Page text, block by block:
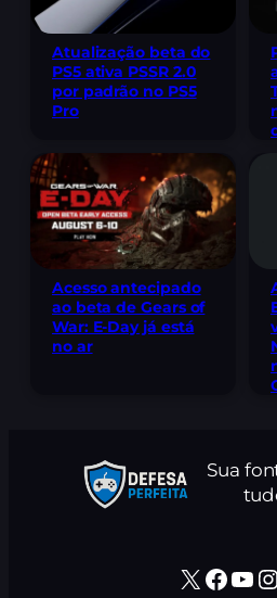
Atualização beta do
PS5 ativa PSSR 2.0
por padrão no PS5
Pro
Acesso antecipado
ao beta de Gears of
War: E-Day já está
no ar
Sua
X Facebook Youtube Instagram